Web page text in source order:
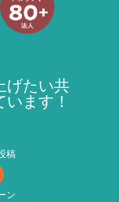
げたい共
ます！
稿
ン